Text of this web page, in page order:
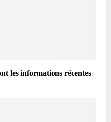
les informations récentes